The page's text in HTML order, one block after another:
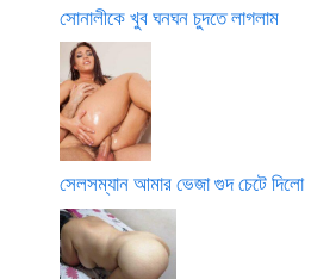
সোনালীকে খুব ঘনঘন চুদতে লাগলাম
সেলসম্যান আমার ভেজা গুদ চেটে দিলো